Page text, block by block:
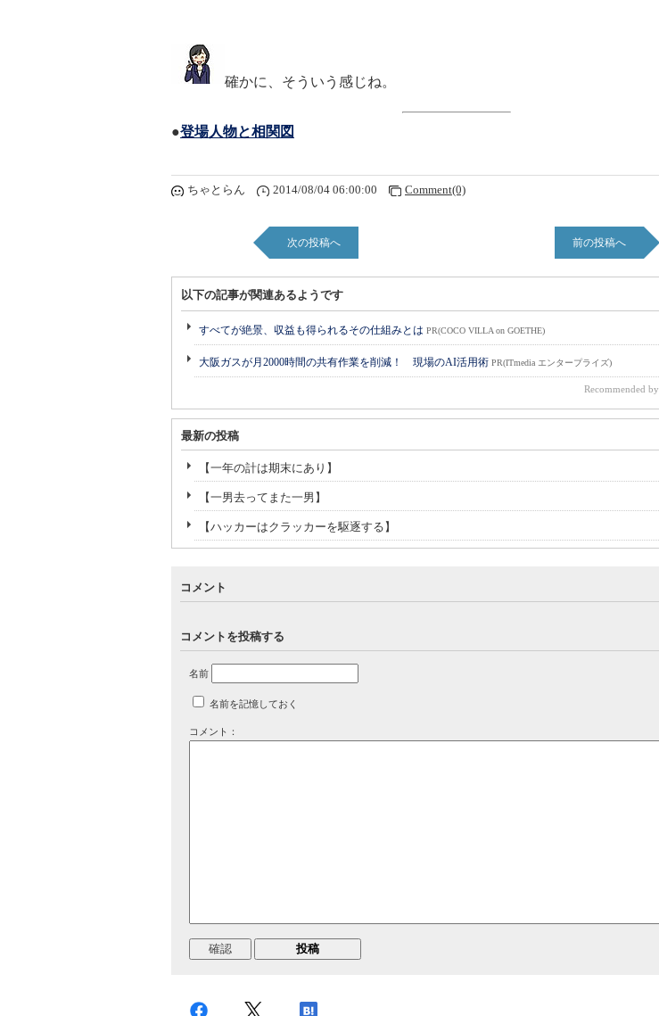
確かに、そういう感じね。
●登場人物と相関図
ちゃとらん 2014/08/04 06:00:00 Comment(0)
次の投稿へ 前の投稿へ
以下の記事が関連あるようです
すべてが絶景、収益も得られるその仕組みとは PR(COCO VILLA on GOETHE)
大阪ガスが月2000時間の共有作業を削減！ 現場のAI活用術 PR(ITmedia エンタープライズ)
Recommended by
最新の投稿
【一年の計は期末にあり】
【一男去ってまた一男】
【ハッカーはクラッカーを駆逐する】
コメント
コメントを投稿する
名前
名前を記憶しておく
コメント：